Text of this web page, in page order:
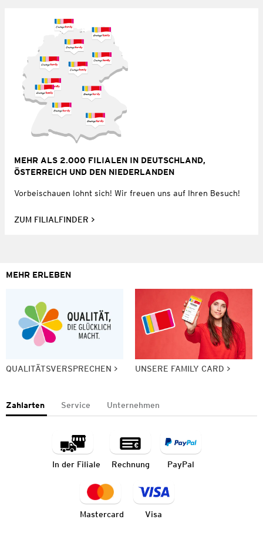
MEHR ALS 2.000 FILIALEN IN DEUTSCHLAND,
ÖSTERREICH UND DEN NIEDERLANDEN
Vorbeischauen lohnt sich! Wir freuen uns auf Ihren Besuch!
ZUM FILIALFINDER
MEHR ERLEBEN
QUALITÄTSVERSPRECHEN UNSERE FAMILY CARD
Zahlarten Service Unternehmen
In der Filiale Rechnung PayPal
Mastercard Visa